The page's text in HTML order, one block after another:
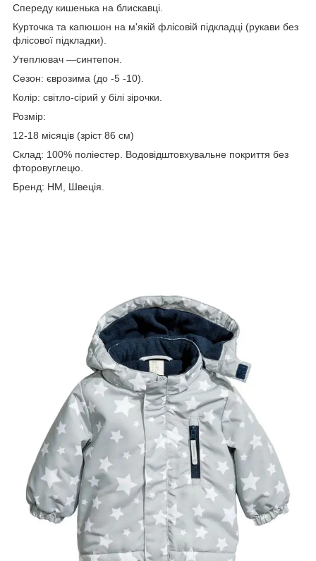
Спереду кишенька на блискавці.
Курточка та капюшон на м'якій флісовій підкладці (рукави без
флісової підкладки).
Утеплювач —синтепон.
Сезон: єврозима (до -5 -10).
Колір: світло-сірий у білі зірочки.
Розмір:
12-18 місяців (зріст 86 см)
Склад: 100% поліестер. Водовідштовхувальне покриття без
фторовуглецю.
Бренд: HM, Швеція.